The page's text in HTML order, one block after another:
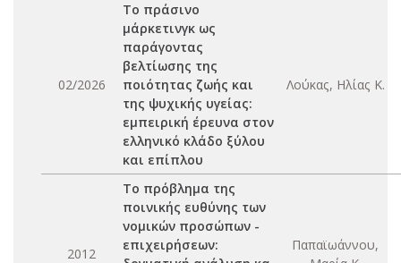
02/2026
Το πράσινο
μάρκετινγκ ως
παράγοντας
βελτίωσης της
ποιότητας ζωής και
της ψυχικής υγείας:
εμπειρική έρευνα στον
ελληνικό κλάδο ξύλου
και επίπλου
Λούκας, Ηλίας Κ.
2012
Το πρόβλημα της
ποινικής ευθύνης των
νομικών προσώπων -
επιχειρήσεων:
Παπαϊωάννου,